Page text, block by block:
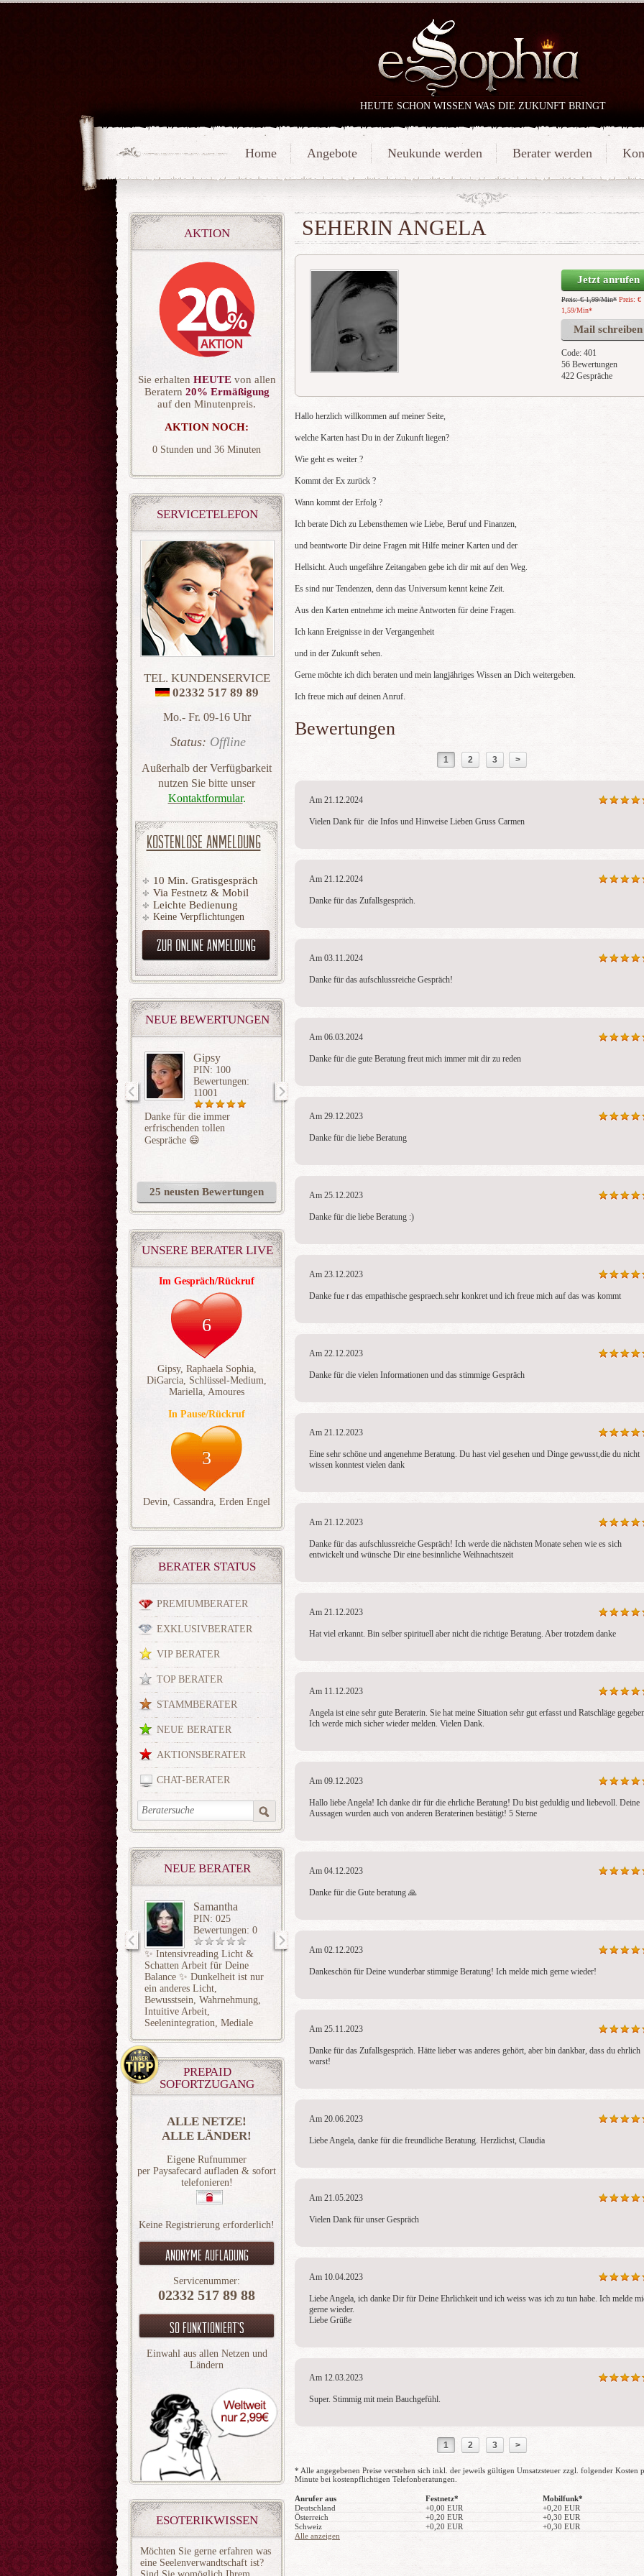
HEUTE SCHON WISSEN WAS DIE ZUKUNFT BRINGT
Home Angebote Neukunde werden Berater werden
AKTION
Sie erhalten HEUTE von allen
Beratern 20% Ermäßigung
auf den Minutenpreis.
AKTION NOCH:
0 36
SERVICETELEFON
TEL. KUNDENSERVICE
02332 517 89 89
Mo.- Fr. 09-16 Uhr
Status: Offline
Außerhalb der Verfügbarkeit
nutzen Sie bitte unser
Kontaktformular.
KOSTENLOSE ANMELDUNG
10 Min. Gratisgespräch
Via Festnetz & Mobil
Leichte Bedienung
Keine Verpflichtungen
NEUE BEWERTUNGEN
Gipsy
PIN: 100
Bewertungen:
11001
Danke für die immer
erfrischenden tollen
Gespräche 😄
Matilda
für das hilfreiche Gespräch
Elisa
Jedes
ist
Zeit, versteht
So eine
Person. 🌺😇🥰
25 neusten Bewertungen
UNSERE BERATER LIVE
Im Gespräch/Rückruf
6
Gipsy, Raphaela Sophia,
DiGarcia, Schlüssel-Medium,
Mariella, Amoures
In Pause/Rückruf
3
Devin, Cassandra, Erden Engel
BERATER STATUS
PREMIUMBERATER
EXKLUSIVBERATER
VIP BERATER
TOP BERATER
STAMMBERATER
NEUE BERATER
AKTIONSBERATER
CHAT-BERATER
NEUE BERATER
Samantha
PIN: 025
Bewertungen: 0
✨ Intensivreading Licht &
Schatten Arbeit für Deine
Balance ✨ Dunkelheit ist nur
ein anderes Licht,
Bewusstsein, Wahrnehmung,
Intuitive Arbeit,
Seelenintegration, Mediale
PIN: 323
Bewertungen: 3
Liebeskummer..Blick in die
Seele/Gefühle Deines
Partners: Medial, fundiert,
Wahrheit bringt Klarheit:)
PIN: 214
Bewertungen: 34
und emphatische
Lebensberatung auf allen
lösungsorientiert bei
Konfliktsituationen. Bis
In einem
Gespräch
intuitiv mit
erhältst klare
aber auch
eigenen
PREPAID
SOFORTZUGANG
ALLE NETZE!
ALLE LÄNDER!
Eigene Rufnummer
per Paysafecard aufladen & sofort
telefonieren!
Keine Registrierung erforderlich!
Anonyme aufladung
Servicenummer:
02332 517 89 88
So funktioniert`s
Einwahl aus allen Netzen und
Ländern
ESOTERIKWISSEN
Möchten Sie gerne erfahren was
eine Seelenverwandtschaft ist?
SEHERIN ANGELA
Jetzt anrufen
Preis: € 1,99/Min* Preis: €
1,59/Min*
Mail schreiben
Code: 401
56 Bewertungen
422 Gespräche
Hallo herzlich willkommen auf meiner Seite,
welche Karten hast Du in der Zukunft liegen?
Wie geht es weiter ?
Kommt der Ex zurück ?
Wann kommt der Erfolg ?
Ich berate Dich zu Lebensthemen wie Liebe, Beruf und Finanzen,
und beantworte Dir deine Fragen mit Hilfe meiner Karten und der
Hellsicht. Auch ungefähre Zeitangaben gebe ich dir mit auf den Weg.
Es sind nur Tendenzen, denn das Universum kennt keine Zeit.
Aus den Karten entnehme ich meine Antworten für deine Fragen.
Ich kann Ereignisse in der Vergangenheit
und in der Zukunft sehen.
Gerne möchte ich dich beraten und mein langjähriges Wissen an Dich weitergeben.
Ich freue mich auf deinen Anruf.
Bewertungen
1 2 3 >
Am 21.12.2024
Vielen Dank für  die Infos und Hinweise Lieben Gruss Carmen
Am 21.12.2024
Danke für das Zufallsgespräch.
Am 03.11.2024
Danke für das aufschlussreiche Gespräch!
Am 06.03.2024
Danke für die gute Beratung freut mich immer mit dir zu reden
Am 29.12.2023
Danke für die liebe Beratung
Am 25.12.2023
Danke für die liebe Beratung :)
Am 23.12.2023
Danke fue r das empathische gespraech.sehr konkret und ich freue mich auf das was kommt
Am 22.12.2023
Danke für die vielen Informationen und das stimmige Gespräch
Am 21.12.2023
Eine sehr schöne und angenehme Beratung. Du hast viel gesehen und Dinge gewusst,die du nicht
wissen konntest vielen dank
Am 21.12.2023
Danke für das aufschlussreiche Gespräch! Ich werde die nächsten Monate sehen wie es sich
entwickelt und wünsche Dir eine besinnliche Weihnachtszeit
Am 21.12.2023
Hat viel erkannt. Bin selber spirituell aber nicht die richtige Beratung. Aber trotzdem danke
Am 11.12.2023
Angela ist eine sehr gute Beraterin. Sie hat meine Situation sehr gut erfasst und Ratschläge
Ich werde mich sicher wieder melden. Vielen Dank.
Am 09.12.2023
Hallo liebe Angela! Ich danke dir für die ehrliche Beratung! Du bist geduldig und liebevoll. Deine
Aussagen wurden auch von anderen Beraterinen bestätigt! 5 Sterne
Am 04.12.2023
Danke für die Gute beratung 🙏
Am 02.12.2023
Dankeschön für Deine wunderbar stimmige Beratung! Ich melde mich gerne wieder!
Am 25.11.2023
Danke für das Zufallsgespräch. Hätte lieber was anderes gehört, aber bin dankbar, dass du ehrlich
warst!
Am 20.06.2023
Liebe Angela, danke für die freundliche Beratung. Herzlichst, Claudia
Am 21.05.2023
Vielen Dank für unser Gespräch
Am 10.04.2023
Liebe Angela, ich danke Dir für Deine Ehrlichkeit und ich weiss was ich zu tun habe. Ich melde
gerne wieder.
Liebe Grüße
Am 12.03.2023
Super. Stimmig mit mein Bauchgefühl.
1 2 3 >
* Alle angegebenen Preise verstehen sich inkl. der jeweils gültigen Umsatzsteuer zzgl. folgender Kosten
Minute bei kostenpflichtigen Telefonberatungen.
Anrufer aus Festnetz*
Mobilfunk*
Deutschland
+0,00 EUR
+0,20 EUR
Österreich
+0,20 EUR
+0,30 EUR
Schweiz
+0,20 EUR
+0,30 EUR
Alle anzeigen